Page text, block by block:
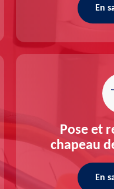
En
Pose et
chapeau
En